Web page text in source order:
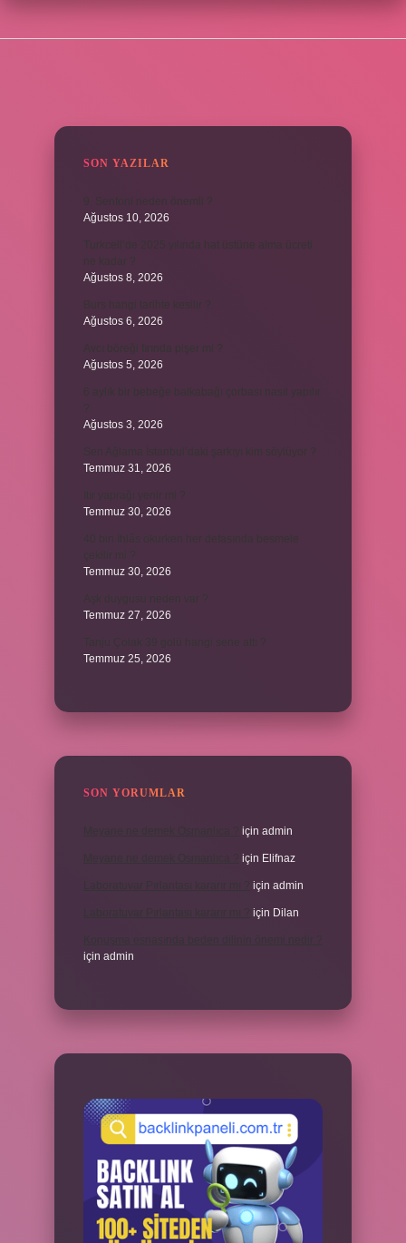
SON YAZILAR
9. Senfoni neden önemli ?
Ağustos 10, 2026
Turkcell’de 2025 yılında hat üstüne alma ücreti
ne kadar ?
Ağustos 8, 2026
Burs hangi tarihte kesilir ?
Ağustos 6, 2026
Avcı böreği fırında pişer mi ?
Ağustos 5, 2026
6 aylık bir bebeğe balkabağı çorbası nasıl yapılır
Ağustos 3, 2026
Sen Ağlama İstanbul’daki şarkıyı kim söylüyor ?
Temmuz 31, 2026
Itır yaprağı yenir mi ?
Temmuz 30, 2026
40 bin İhlâs okurken her defasında besmele
Temmuz 30, 2026
Temmuz 27, 2026
Temmuz 25, 2026
SON YORUMLAR
için admin
için Elifnaz
için admin
için Dilan
için admin